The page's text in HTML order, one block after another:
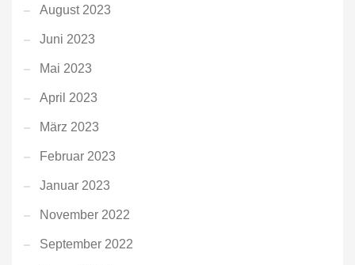
August 2023
Juni 2023
Mai 2023
April 2023
März 2023
Februar 2023
Januar 2023
November 2022
September 2022